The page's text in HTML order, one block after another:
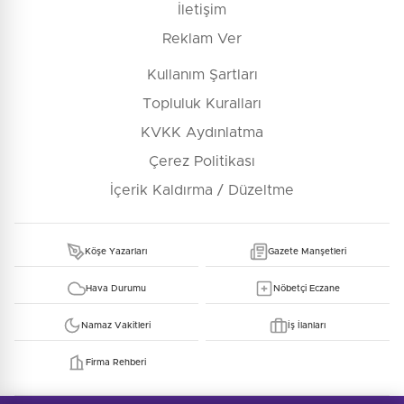
İletişim
Reklam Ver
Kullanım Şartları
Topluluk Kuralları
KVKK Aydınlatma
Çerez Politikası
İçerik Kaldırma / Düzeltme
Köşe Yazarları Gazete Manşetleri
Hava Durumu Nöbetçi Eczane
Namaz Vakitleri İş İlanları
Firma Rehberi